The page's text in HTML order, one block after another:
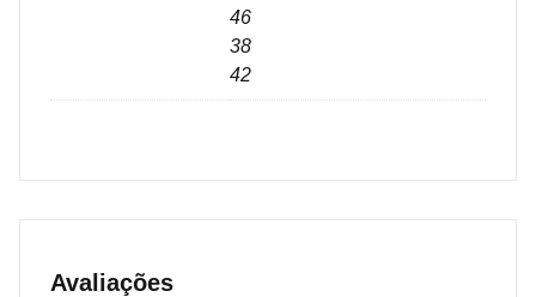
46
38
42
Avaliações